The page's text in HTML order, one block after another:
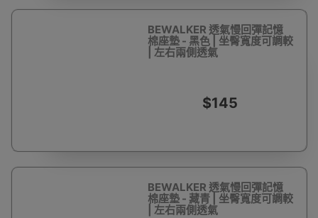
BEWALKER 透氣慢回彈記憶
棉座墊 - 黑色 | 坐臀寬度可調較
| 左右兩側透氣
$145
BEWALKER 透氣慢回彈記憶
棉座墊 - 藏青 | 坐臀寬度可調較
| 左右兩側透氣